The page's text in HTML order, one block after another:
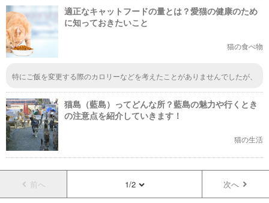
した方がいいです。長生きできるような食事の取り方をさせていきたいです
よね。
適正なキャットフードの量とは？愛猫の健康のため
に知っておきたいこと
猫の食べ物
特にご飯を変更する際のカロリーなどを考えたことがありませんでしたが、
要がありますよね。室内飼いの猫ちゃんは肥満になりやすいので注意が必要
です。
猫島（藍島）ってどんな所？藍島の魅力や行くとき
の注意点を紹介していきます！
猫の生活
前へ 1/2 次へ